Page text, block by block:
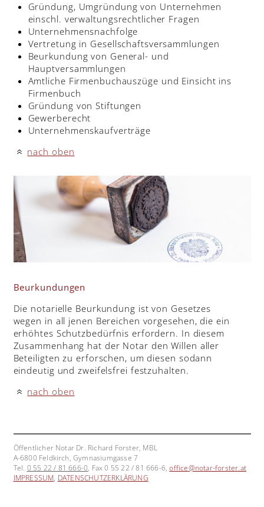
Gründung, Umgründung von Unternehmen
einschl. verwaltungsrechtlicher Fragen
Unternehmensnachfolge
Vertretung in Gesellschaftsversammlungen
Beurkundung von General- und
Hauptversammlungen
Amtliche Firmenbuchauszüge und Einsicht ins
Firmenbuch
Gründung von Stiftungen
Gewerberecht
Unternehmenskaufverträge
nach oben
«
Beurkundungen
Die notarielle Beurkundung ist von Gesetzes
wegen in all jenen Bereichen vorgesehen, die ein
erhöhtes Schutzbedürfnis erfordern. In diesem
Zusammenhang hat der Notar den Willen aller
Beteiligten zu erforschen, um diesen sodann
eindeutig und zweifelsfrei festzuhalten.
nach oben
«
Öffentlicher Notar Dr. Richard Forster, MBL
A-6800 Feldkirch, Gymnasiumgasse 7
Tel. 0 55 22 / 81 666-0, Fax 0 55 22 / 81 666-6,office@notar-forster.at
IMPRESSUM, DATENSCHUTZERKLÄRUNG